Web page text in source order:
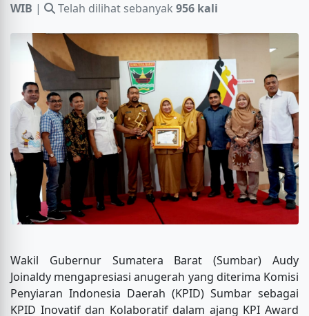
WIB | Telah dilihat sebanyak 956 kali
Wakil Gubernur Sumatera Barat (Sumbar) Audy
Joinaldy mengapresiasi anugerah yang diterima Komisi
Penyiaran Indonesia Daerah (KPID) Sumbar sebagai
KPID Inovatif dan Kolaboratif dalam ajang KPI Award